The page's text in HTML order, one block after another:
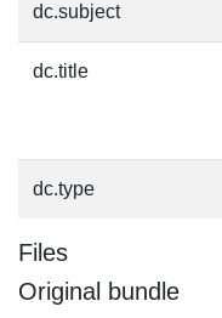
dc.subject
dc.title
dc.type
Files
Original bundle